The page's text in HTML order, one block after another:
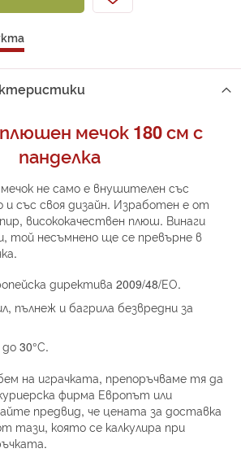
мечок 180 см с
панделка
не само е внушителен със
и със своя дизайн. Изработен е от
висококачествен плюш. Винаги
той несъмнено ще се превърне в
директива 2009/48/ЕО.
пълнеж и багрила безвредни за
30°С.
на играчката, препоръчваме тя да
фирма Европът или
предвид, че цената за доставка
тази, която се калкулира при